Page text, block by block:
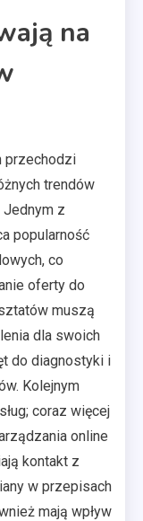
na
przechodzi
trendów
Jednym z
popularność
co
oferty do
muszą
dla swoich
do diagnostyki i
Kolejnym
coraz więcej
online
kontakt z
w przepisach
mają wpływ